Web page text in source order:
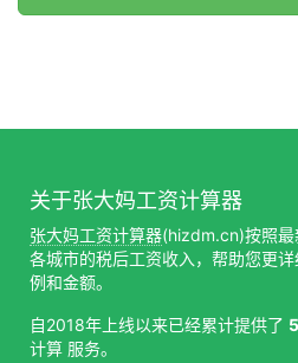
关于张大妈工资计算器
张大妈工资计算器(hizdm.cn)按照最
各城市的税后工资收入，帮助您更
例和金额。
自2018年上线以来已经累计提供了
计算 服务。